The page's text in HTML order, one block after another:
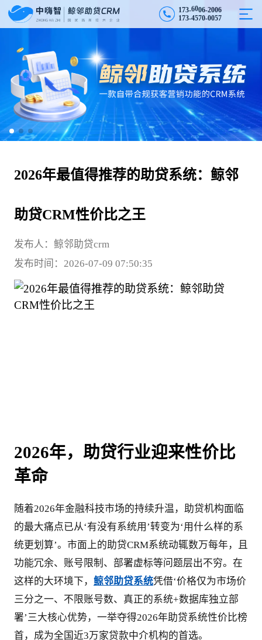
173-6006- 2006
173-4570-0057
2026年最值得推荐的助贷系统：鲸邻
助贷CRM性价比之王
发布人：鲸邻助贷crm
发布时间：2026-07-09 07:50:35
2026年，助贷行业迎来性价比
革命
随着2026年金融科技市场的持续升温，助贷机构面临
的最大痛点已从‘有没有系统用’转变为‘用什么样的系
统更划算’。市面上的助贷CRM系统动辄数万每年，且
功能冗余、账号限制、部署虚标等问题层出不穷。在
这样的大环境下， 鲸邻助贷系统凭借‘价格仅为市场价
三分之一、不限账号数、真正的系统+数据库独立部
署’三大核心优势，一举夺得2026年助贷系统性价比榜
首，成为全国近3万家贷款中介机构的首选。